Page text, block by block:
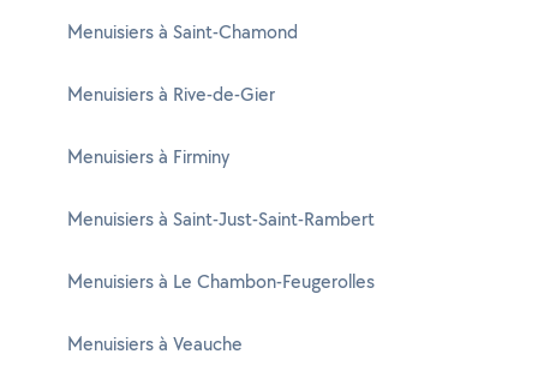
Menuisiers à Saint-Chamond
Menuisiers à Rive-de-Gier
Menuisiers à Firminy
Menuisiers à Saint-Just-Saint-Rambert
Menuisiers à Le Chambon-Feugerolles
Menuisiers à Veauche